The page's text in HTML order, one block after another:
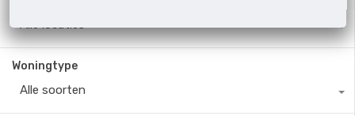
Alle locaties
Woningtype
Alle soorten